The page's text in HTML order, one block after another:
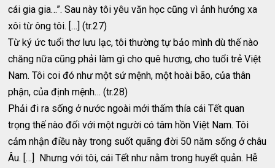
cái gia gia…”. Sau này tôi yêu văn học cũng vì ảnh hưởng xa
xôi từ ông tôi. […] (tr.27)
Từ ký ức tuổi thơ lưu lạc, tôi thường tự bảo mình dù thế nào
chăng nữa cũng phải làm gì cho quê hương, cho tuổi trẻ Việt
Nam. Tôi coi đó như một sứ mệnh, một hoài bão, của thân
phận, của định mệnh… (tr.28)
Phải đi ra sống ở nước ngoài mới thấm thía cái Tết quan
trọng thế nào đối với một người có tâm hồn Việt Nam. Tôi
cảm nhận điều này trong suốt quãng đời 50 năm sống ở châu
Âu. […] Nhưng với tôi, cái Tết như nằm trong huyết quản. Hễ